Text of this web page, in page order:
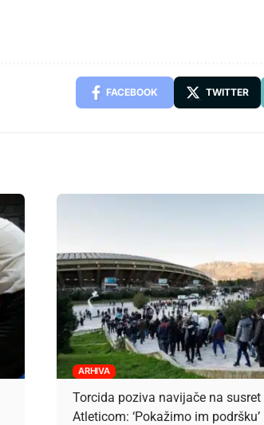
FACEBOOK TWITTER
ARHIVA
Torcida poziva navijače na
Atleticom: ‘Pokažimo im podršku’